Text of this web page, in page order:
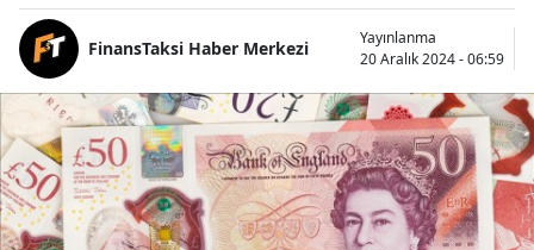
FinansTaksi Haber Merkezi
Yayınlanma
20 Aralık 2024 - 06:59